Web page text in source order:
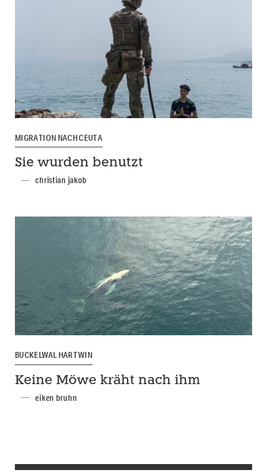
MIGRATION NACH CEUTA
Sie wurden benutzt
christian jakob
BUCKELWAL HARTWIN
Keine Möwe kräht nach ihm
eiken bruhn